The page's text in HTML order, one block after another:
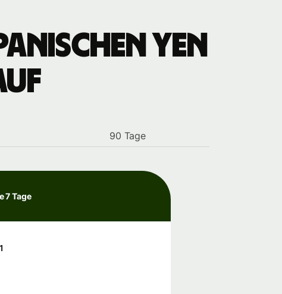
Yen
90 Tage
7 Tage